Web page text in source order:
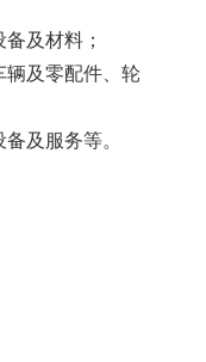
及材料；
辆及零配件、轮
及服务等。